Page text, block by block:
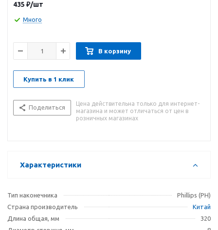
435 ₽/шт
Много
В корзину
Купить в 1 клик
Поделиться
Цена действительна только для интернет-
магазина и может отличаться от цен в
розничных магазинах
Характеристики
Тип наконечника
Phillips (PH)
Страна производитель
Китай
Длина общая, мм
320